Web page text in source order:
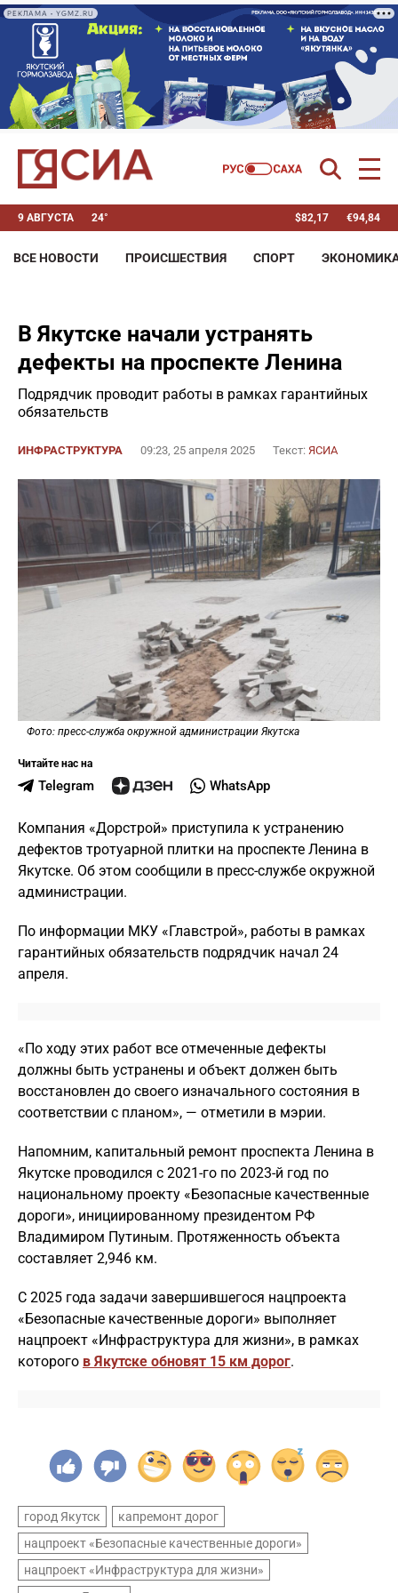
РЕКЛАМА • YGMZ.RU
9 АВГУСТА 24° $82,17 €94,84
ВСЕ НОВОСТИ ПРОИСШЕСТВИЯ СПОРТ
В Якутске начали устранять
дефекты на проспекте Ленина
Подрядчик проводит работы в рамках гарантийных
обязательств
ИНФРАСТРУКТУРА 09:23, 25 апреля 2025 Текст: ЯСИА
Фото: пресс-служба окружной администрации Якутска
Читайте нас на
Telegram WhatsApp
Компания «Дорстрой» приступила к устранению
дефектов тротуарной плитки на проспекте Ленина в
Якутске. Об этом сообщили в пресс-службе окружной
администрации.
По информации МКУ «Главстрой», работы в рамках
гарантийных обязательств подрядчик начал 24
апреля.
«По ходу этих работ все отмеченные дефекты
должны быть устранены и объект должен быть
восстановлен до своего изначального состояния в
соответствии с планом», — отметили в мэрии.
Напомним, капитальный ремонт проспекта Ленина в
Якутске проводился с 2021-го по 2023-й год по
национальному проекту «Безопасные качественные
дороги», инициированному президентом РФ
Владимиром Путиным. Протяженность объекта
составляет 2,946 км.
С 2025 года задачи завершившегося нацпроекта
«Безопасные качественные дороги» выполняет
нацпроект «Инфраструктура для жизни», в рамках
которого в Якутске обновят 15 км дорог.
город Якутск
капремонт дорог
нацпроект «Безопасные качественные дороги»
нацпроект «Инфраструктура для жизни»